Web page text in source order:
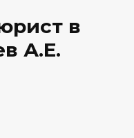
в
А.Е.